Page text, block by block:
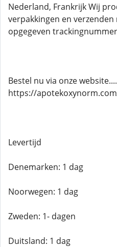
Nederland, Frankrijk Wij
verpakkingen en
opgegeven
Bestel nu via onze
https://
Levertijd
Denemarken: 1 dag
Noorwegen: 1 dag
Zweden: 1- dagen
Duitsland: 1 dag